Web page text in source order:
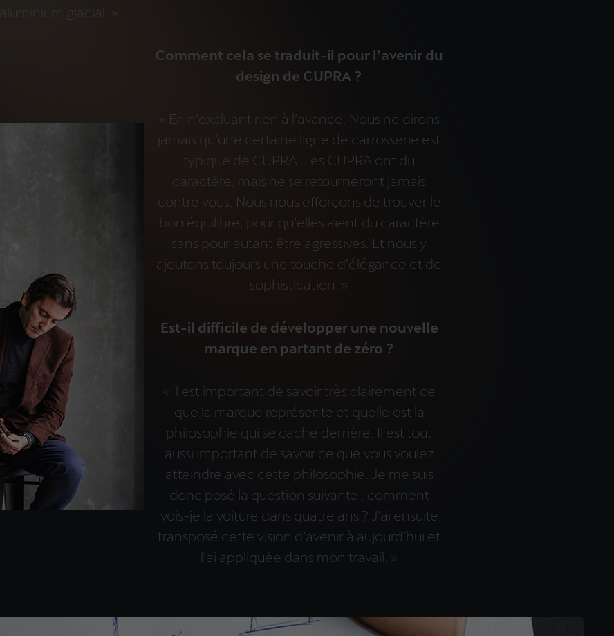
glacial. »
Comment cela se traduit-il pour l’avenir du
design de CUPRA ?
« En n’excluant rien à l’avance. Nous ne dirons
jamais qu’une certaine ligne de carrosserie est
typique de CUPRA. Les CUPRA ont du
caractère, mais ne se retourneront jamais
contre vous. Nous nous efforçons de trouver le
bon équilibre, pour qu’elles aient du caractère
sans pour autant être agressives. Et nous y
ajoutons toujours une touche d’élégance et de
sophistication. »
Est-il difficile de développer une nouvelle
marque en partant de zéro ?
« Il est important de savoir très clairement ce
que la marque représente et quelle est la
philosophie qui se cache derrière. Il est tout
aussi important de savoir ce que vous voulez
atteindre avec cette philosophie. Je me suis
donc posé la question suivante : comment
vois-je la voiture dans quatre ans ? J’ai ensuite
transposé cette vision d’avenir à aujourd’hui et
l’ai appliquée dans mon travail. »